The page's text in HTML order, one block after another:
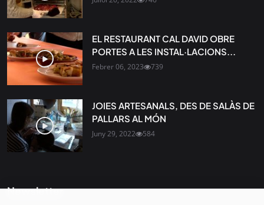
EL RESTAURANT CAL DAVID OBRE
PORTES A LES INSTAL·LACIONS...
Febrer 06, 2023 739
JOIES ARTESANALS, DES DE SALÀS DE
PALLARS AL MÓN
Juny 29, 2022 584
Newsletter